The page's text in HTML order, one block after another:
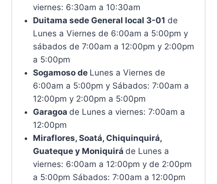
viernes: 6:30am a 10:30am
Duitama sede General local 3-01 de
Lunes a Viernes de 6:00am a 5:00pm y
sábados de 7:00am a 12:00pm y 2:00pm
a 5:00pm
Sogamoso de Lunes a Viernes de
6:00am a 5:00pm y Sábados: 7:00am a
12:00pm y 2:00pm a 5:00pm
Garagoa de Lunes a viernes: 7:00am a
12:00pm
Miraflores, Soatá, Chiquinquirá,
Guateque y Moniquirá de Lunes a
viernes: 6:00am a 12:00pm y de 2:00pm
a 5:00pm Sábados: 7:00am a 12:00pm